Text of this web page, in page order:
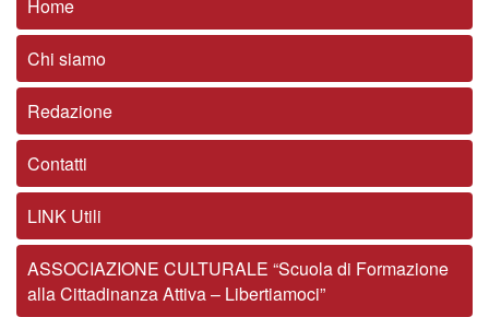
Home
Chi siamo
Redazione
Contatti
LINK Utili
ASSOCIAZIONE CULTURALE “Scuola di Formazione
alla Cittadinanza Attiva – Libertiamoci”